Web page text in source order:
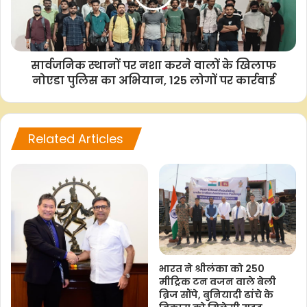
–आईएएनएस
केआर/
a
b
o
o
k
h
s
A
p
p
w
t
e
r
o
k
h
सार्वजनिक स्थानों पर नशा करने वालों के खिलाफ
नोएडा पुलिस का अभियान, 125 लोगों पर कार्रवाई
Related Articles
भारत ने श्रीलंका को 250
मीट्रिक टन वजन वाले बेली
ब्रिज सौंपे, बुनियादी ढांचे के